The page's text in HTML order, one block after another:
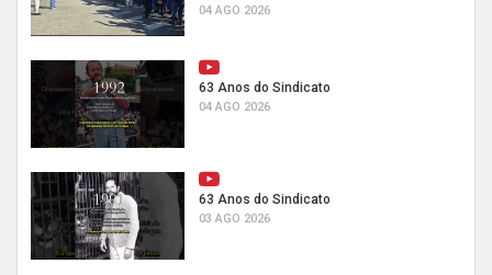
04 AGO 2026
63 Anos do Sindicato
04 AGO 2026
63 Anos do Sindicato
03 AGO 2026